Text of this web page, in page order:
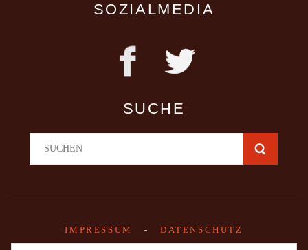
SOZIALMEDIA
SUCHE
IMPRESSUM - DATENSCHUTZ